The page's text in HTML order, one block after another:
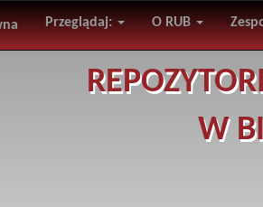
Przeglądaj: O RUB
W